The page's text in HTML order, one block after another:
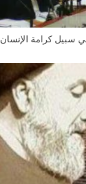
كرامة الإنسان